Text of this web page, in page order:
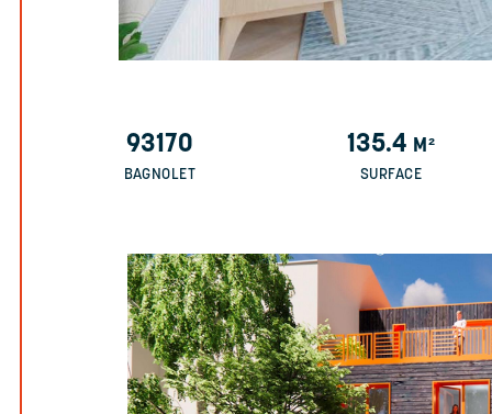
93170
BAGNOLET
135.4 M²
SURFACE